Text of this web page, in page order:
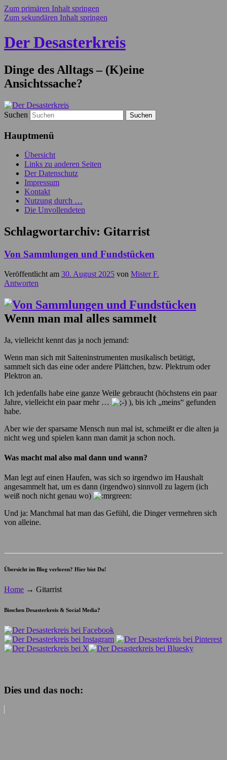
Zum primären Inhalt springen
Zum sekundären Inhalt springen
Der Desasterkreis
Dinge des Alltags – (K)eine
Ansichtssache?
Suchen
Hauptmenü
Übersicht
Links zu anderen Seiten
Der Datenschutz
Impressum
Kontakt
Nutzung durch …
Die Unvollendeten
Schlagwortarchiv: Gitarrist
Von Sammlungen und Fundstücken
Veröffentlicht am 30. August 2025 von Mister F.
Antworten
Wenn man mal alles sammelt
Ja, vielleicht kennt das ja noch jemand:
Wenn man sich mit Saiteninstrumenten musikalisch betätigt,
sammelt sich das eine oder andere Plättchen, bzw. Plektrum oder
Plektron an.
Ich jedenfalls habe eine ganze Weile gebraucht (höchstens ein paar
Jahre, vielleicht ein paar mehr …
), bis ich „meins“ gefunden
habe.
Aber wie der sparsame Mensch nun mal ist, schmeißt er die alten ja
nicht weg und spielen kann man damit ja schon noch.
Was macht mal also mal dann und wann?
Man legt auf einen Haufen, was sich so irgendwo im Haushalt
angesammelt hat, um es dann (irgendwo) sinnvoll zu lagern (ich
weiß noch nicht genau wo)
Und ja: Manchmal hat man das Gefühl, die Dinger vermehren sich
von alleine.
Übersicht im Blog verloren? Hier bist Du!
Home → Gitarrist
Bisschen Desasterkreis & Social Media?
Dies und das noch: